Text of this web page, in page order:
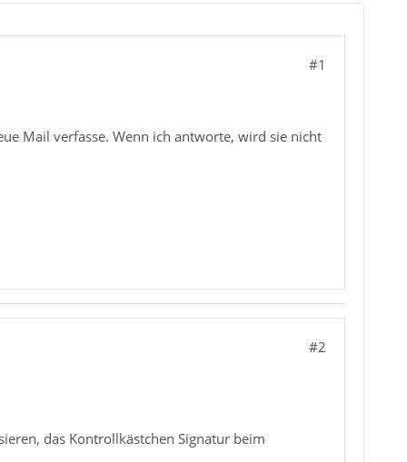
#1
Mail verfasse. Wenn ich antworte, wird sie nicht
#2
das Kontrollkästchen Signatur beim